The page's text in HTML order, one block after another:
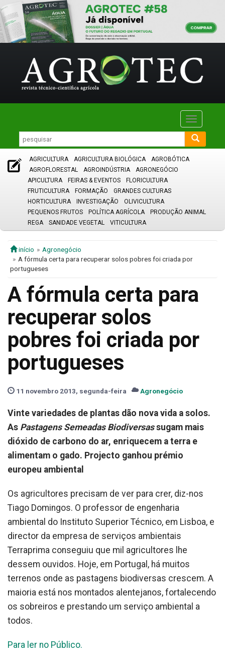
Toggle
AGRICULTURA AGRICULTURA BIOLÓGICA
AGROBÓTICA
AGROFLORESTAL
AGROINDÚSTRIA
AGRONEGÓCIO
APICULTURA
FEIRAS & EVENTOS
FLORICULTURA
FRUTICULTURA
FORMAÇÃO
GRANDES CULTURAS
HORTICULTURA
INVESTIGAÇÃO
OLIVICULTURA
PEQUENOS FRUTOS
POLÍTICA AGRÍCOLA
PRODUÇÃO ANIMAL
REGA
SANIDADE VEGETAL VITICULTURA
início
Agronegócio
A fórmula certa para recuperar solos pobres foi criada por
portugueses
A fórmula certa para
recuperar solos
pobres foi criada por
portugueses
11 novembro 2013, segunda-feira Agronegócio
Vinte variedades de plantas dão nova vida a solos.
As Pastagens Semeadas Biodiversassugam mais
dióxido de carbono do ar, enriquecem a terra e
alimentam o gado. Projecto ganhou prémio
europeu ambiental
Os agricultores precisam de ver para crer, diz-nos
Tiago Domingos. O professor de engenharia
ambiental do Instituto Superior Técnico, em Lisboa, e
director da empresa de serviços ambientais
Terraprima conseguiu que mil agricultores lhe
dessem ouvidos. Hoje, em Portugal, há muitos
terrenos onde as pastagens biodiversas crescem. A
maioria está nos montados alentejanos, fortalecendo
os sobreiros e prestando um serviço ambiental a
todos.
Para ler no Público.